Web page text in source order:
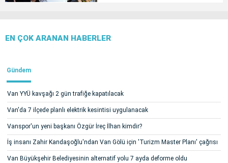
EN ÇOK ARANAN HABERLER
Gündem
Van YYÜ kavşağı 2 gün trafiğe kapatılacak
Van'da 7 ilçede planlı elektrik kesintisi uygulanacak
Vanspor'un yeni başkanı Özgür İreç İlhan kimdir?
İş insanı Zahir Kandaşoğlu'ndan Van Gölü için 'Turizm Master Planı' çağrısı
Van Büyükşehir Belediyesinin alternatif yolu 7 ayda deforme oldu